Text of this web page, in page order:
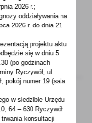
„Moja
BGK. Celem
2026 r.;
oddziaływania na
2026 r. do dnia 21
projektu aktu
się w dniu 5
(po godzinach
Ryczywół, ul.
pokójnumer 19 (sala
w siedzibie Urzędu
64 – 630 Ryczywół
konsultacji